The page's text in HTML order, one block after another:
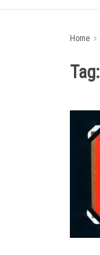
Home
Tag: